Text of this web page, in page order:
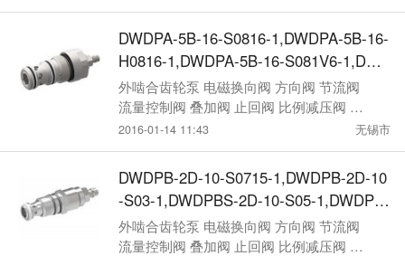
DWDPA-5B-16-S0816-1,DWDPA-5B-16-
H0816-1,DWDPA-5B-16-S081V6-1,DWD
PA-5B-16-H0816V-1,Bucher压力补偿器
外啮合齿轮泵 电磁换向阀 方向阀 节流阀
流量控制阀 叠加阀 止回阀 比例减压阀 压
力控制阀
2016-01-14 11:43 无锡市
DWDPB-2D-10-S0715-1,DWDPB-2D-10
-S03-1,DWDPBS-2D-10-S05-1,DWDPB
S-2D-10-S08-1,Bucher压力补偿器
外啮合齿轮泵 电磁换向阀 方向阀 节流阀
流量控制阀 叠加阀 止回阀 比例减压阀 压